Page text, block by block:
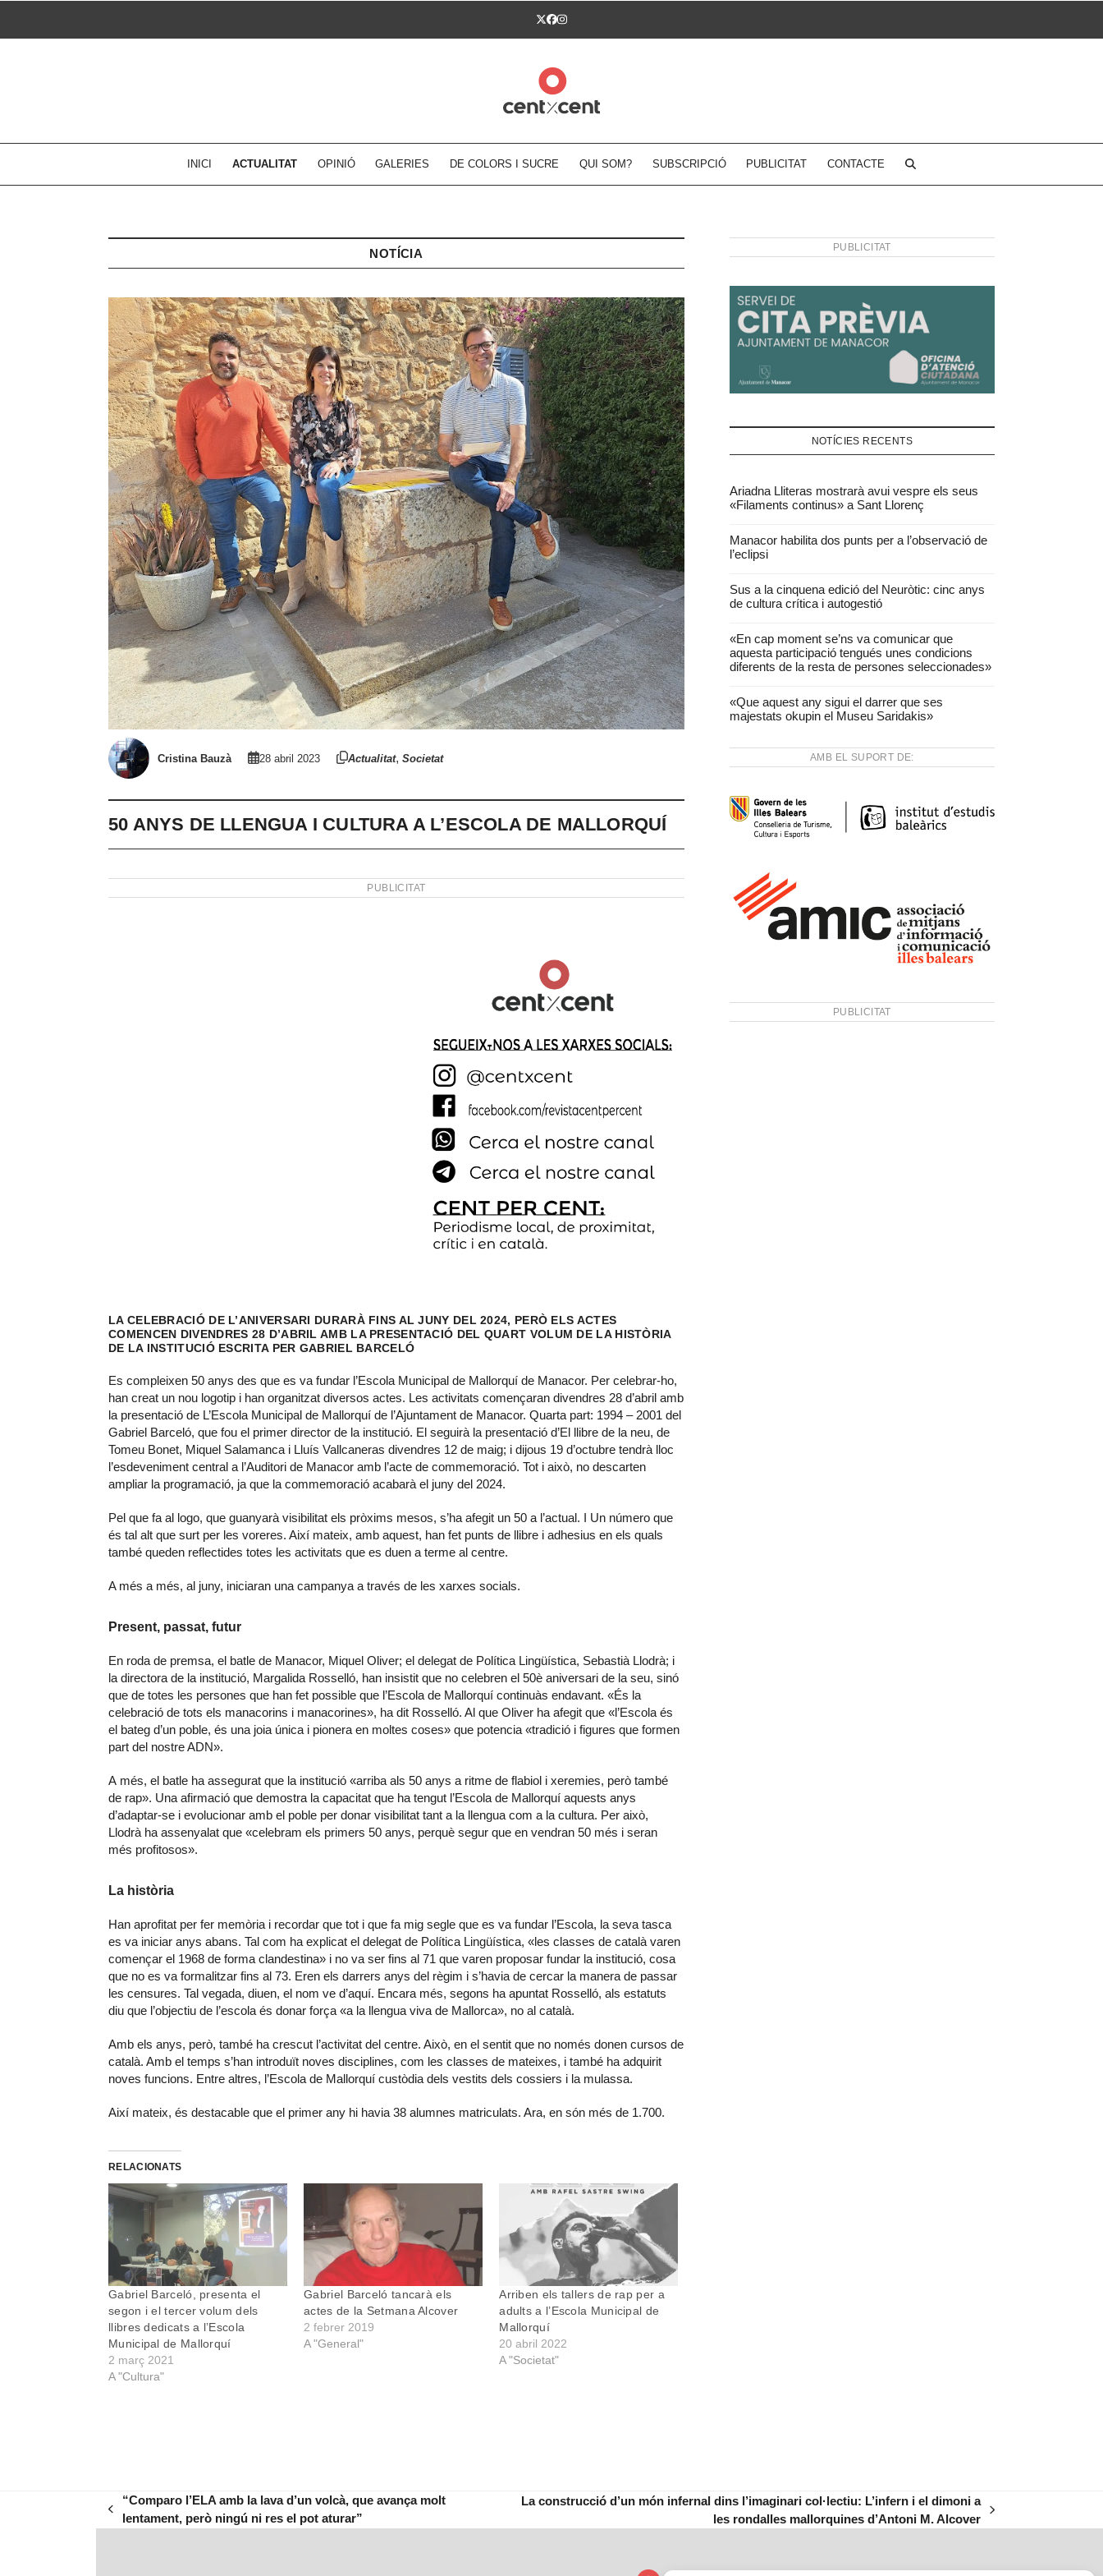
Twitter
Facebook
Instagram
INICI ACTUALITAT OPINIÓ GALERIES DE COLORS I SUCRE QUI SOM? SUBSCRIPCIÓ PUBLICITAT CONTACTE
NOTÍCIA
Cristina Bauzà 28 abril 2023 Actualitat, Societat
50 ANYS DE LLENGUA I CULTURA A L’ESCOLA DE MALLORQUÍ
PUBLICITAT
LA CELEBRACIÓ DE L’ANIVERSARI DURARÀ FINS AL JUNY DEL 2024, PERÒ ELS ACTES
COMENCEN DIVENDRES 28 D’ABRIL AMB LA PRESENTACIÓ DEL QUART VOLUM DE LA HISTÒRIA
DE LA INSTITUCIÓ ESCRITA PER GABRIEL BARCELÓ
Es compleixen 50 anys des que es va fundar l’Escola Municipal de Mallorquí de Manacor. Per celebrar-ho,
han creat un nou logotip i han organitzat diversos actes. Les activitats començaran divendres 28 d’abril amb
la presentació de L’Escola Municipal de Mallorquí de l’Ajuntament de Manacor. Quarta part: 1994 – 2001 del
Gabriel Barceló, que fou el primer director de la institució. El seguirà la presentació d’El llibre de la neu, de
Tomeu Bonet, Miquel Salamanca i Lluís Vallcaneras divendres 12 de maig; i dijous 19 d’octubre tendrà lloc
l’esdeveniment central a l’Auditori de Manacor amb l’acte de commemoració. Tot i això, no descarten
ampliar la programació, ja que la commemoració acabarà el juny del 2024.
Pel que fa al logo, que guanyarà visibilitat els pròxims mesos, s’ha afegit un 50 a l’actual. I Un número que
és tal alt que surt per les voreres. Així mateix, amb aquest, han fet punts de llibre i adhesius en els quals
també queden reflectides totes les activitats que es duen a terme al centre.
A més a més, al juny, iniciaran una campanya a través de les xarxes socials.
Present, passat, futur
En roda de premsa, el batle de Manacor, Miquel Oliver; el delegat de Política Lingüística, Sebastià Llodrà; i
la directora de la institució, Margalida Rosselló, han insistit que no celebren el 50è aniversari de la seu, sinó
que de totes les persones que han fet possible que l’Escola de Mallorquí continuàs endavant. «És la
celebració de tots els manacorins i manacorines», ha dit Rosselló. Al que Oliver ha afegit que «l’Escola és
el bateg d’un poble, és una joia única i pionera en moltes coses» que potencia «tradició i figures que formen
part del nostre ADN».
A més, el batle ha assegurat que la institució «arriba als 50 anys a ritme de flabiol i xeremies, però també
de rap». Una afirmació que demostra la capacitat que ha tengut l’Escola de Mallorquí aquests anys
d’adaptar-se i evolucionar amb el poble per donar visibilitat tant a la llengua com a la cultura. Per això,
Llodrà ha assenyalat que «celebram els primers 50 anys, perquè segur que en vendran 50 més i seran
més profitosos».
La història
Han aprofitat per fer memòria i recordar que tot i que fa mig segle que es va fundar l’Escola, la seva tasca
es va iniciar anys abans. Tal com ha explicat el delegat de Política Lingüística, «les classes de català varen
començar el 1968 de forma clandestina» i no va ser fins al 71 que varen proposar fundar la institució, cosa
que no es va formalitzar fins al 73. Eren els darrers anys del règim i s’havia de cercar la manera de passar
les censures. Tal vegada, diuen, el nom ve d’aquí. Encara més, segons ha apuntat Rosselló, als estatuts
diu que l’objectiu de l’escola és donar força «a la llengua viva de Mallorca», no al català.
Amb els anys, però, també ha crescut l’activitat del centre. Això, en el sentit que no només donen cursos de
català. Amb el temps s’han introduït noves disciplines, com les classes de mateixes, i també ha adquirit
noves funcions. Entre altres, l’Escola de Mallorquí custòdia dels vestits dels cossiers i la mulassa.
Així mateix, és destacable que el primer any hi havia 38 alumnes matriculats. Ara, en són més de 1.700.
RELACIONATS
Gabriel Barceló, presenta el
segon i el tercer volum dels
llibres dedicats a l’Escola
Municipal de Mallorquí
2 març 2021
A "Cultura"
Gabriel Barceló tancarà els
actes de la Setmana Alcover
2 febrer 2019
A "General"
Arriben els tallers de rap per a
adults a l’Escola Municipal de
Mallorquí
20 abril 2022
A "Societat"
PUBLICITAT
NOTÍCIES RECENTS
Ariadna Lliteras mostrarà avui vespre els seus
«Filaments continus» a Sant Llorenç
Manacor habilita dos punts per a l’observació de
l’eclipsi
Sus a la cinquena edició del Neuròtic: cinc anys
de cultura crítica i autogestió
«En cap moment se’ns va comunicar que
aquesta participació tengués unes condicions
diferents de la resta de persones seleccionades»
«Que aquest any sigui el darrer que ses
majestats okupin el Museu Saridakis»
AMB EL SUPORT DE:
PUBLICITAT
previous
“Comparo l’ELA amb la lava d’un volcà, que avança molt
lentament, però ningú ni res el pot aturar”
La construcció d’un món infernal dins l’imaginari col·lectiu: L’infern i el dimoni a
les rondalles mallorquines d’Antoni M. Alcover